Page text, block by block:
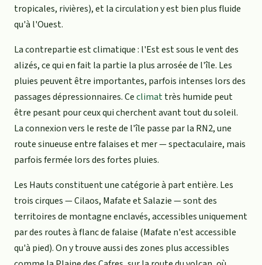
tropicales, rivières), et la circulation y est bien plus fluide
qu'à l'Ouest.
La contrepartie est climatique : l'Est est sous le vent des
alizés, ce qui en fait la partie la plus arrosée de l'île. Les
pluies peuvent être importantes, parfois intenses lors des
passages dépressionnaires. Ceclimattrès humide peut
être pesant pour ceux qui cherchent avant tout du soleil.
La connexion vers le reste de l'île passe par la RN2, une
route sinueuse entre falaises et mer — spectaculaire, mais
parfois fermée lors des fortes pluies.
Les Hauts constituent une catégorie à part entière. Les
trois cirques — Cilaos, Mafate et Salazie — sont des
territoires de montagne enclavés, accessibles uniquement
par des routes à flanc de falaise (Mafate n'est accessible
qu'à pied). On y trouve aussi des zones plus accessibles